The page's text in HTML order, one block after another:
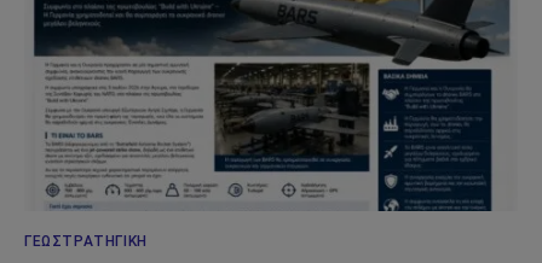
ΓΕΩΣΤΡΑΤΗΓΙΚΉ